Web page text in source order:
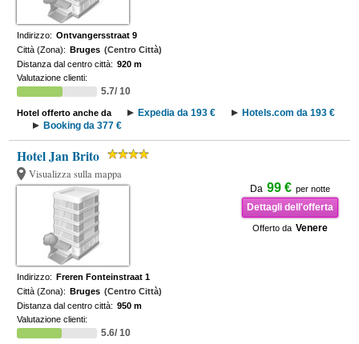
Indirizzo: Ontvangersstraat 9
Città (Zona): Bruges (Centro Città)
Distanza dal centro città: 920 m
Valutazione clienti:
5.7/ 10
Hotel offerto anche da Expedia da 193 €
Hotels.com da 193 €
Booking da 377 €
Hotel Jan Brito
Visualizza sulla mappa
Da 99 € per notte
Dettagli dell'offerta
Offerto da Venere
Indirizzo: Freren Fonteinstraat 1
Città (Zona): Bruges (Centro Città)
Distanza dal centro città: 950 m
Valutazione clienti:
5.6/ 10